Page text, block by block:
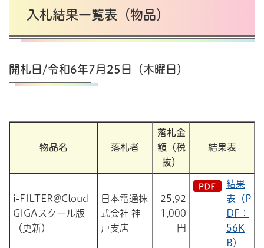
入札結果一覧表（物品）
開札日/令和6年7月25日（木曜日）
物品名 落札者
落札金
額（税
抜）
結果表
i-FILTER@Cloud
GIGAスクール版
（更新）
日本電通株
式会社 神
戸支店
25,92
1,000
円
結果
表（P
DF：
56K
B）